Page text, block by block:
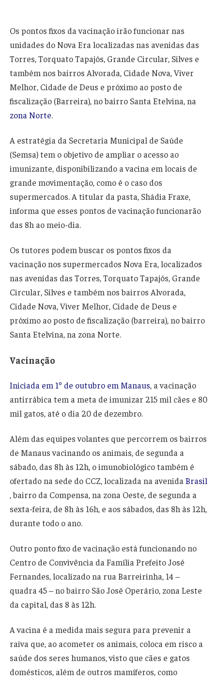
Os pontos fixos da vacinação irão funcionar nas
unidades do Nova Era localizadas nas avenidas das
Torres, Torquato Tapajós, Grande Circular, Silves e
também nos bairros Alvorada, Cidade Nova, Viver
Melhor, Cidade de Deus e próximo ao posto de
fiscalização (Barreira), no bairro Santa Etelvina, na
zona Norte.
A estratégia da Secretaria Municipal de Saúde
(Semsa) tem o objetivo de ampliar o acesso ao
imunizante, disponibilizando a vacina em locais de
grande movimentação, como é o caso dos
supermercados. A titular da pasta, Shádia Fraxe,
informa que esses pontos de vacinação funcionarão
das 8h ao meio-dia.
Os tutores podem buscar os pontos fixos da
vacinação nos supermercados Nova Era, localizados
nas avenidas das Torres, Torquato Tapajós, Grande
Circular, Silves e também nos bairros Alvorada,
Cidade Nova, Viver Melhor, Cidade de Deus e
próximo ao posto de fiscalização (barreira), no bairro
Santa Etelvina, na zona Norte.
Vacinação
Iniciada em 1º de outubro em Manaus, a vacinação
antirrábica tem a meta de imunizar 215 mil cães e 80
mil gatos, até o dia 20 de dezembro.
Além das equipes volantes que percorrem os bairros
de Manaus vacinando os animais, de segunda a
sábado, das 8h às 12h, o imunobiológico também é
ofertado na sede do CCZ, localizada na avenida Brasil
, bairro da Compensa, na zona Oeste, de segunda a
sexta-feira, de 8h às 16h, e aos sábados, das 8h às 12h,
durante todo o ano.
Outro ponto fixo de vacinação está funcionando no
Centro de Convivência da Família Prefeito José
Fernandes, localizado na rua Barreirinha, 14 –
quadra 45 – no bairro São José Operário, zona Leste
da capital, das 8 às 12h.
A vacina é a medida mais segura para prevenir a
raiva que, ao acometer os animais, coloca em risco a
saúde dos seres humanos, visto que cães e gatos
domésticos, além de outros mamíferos, como